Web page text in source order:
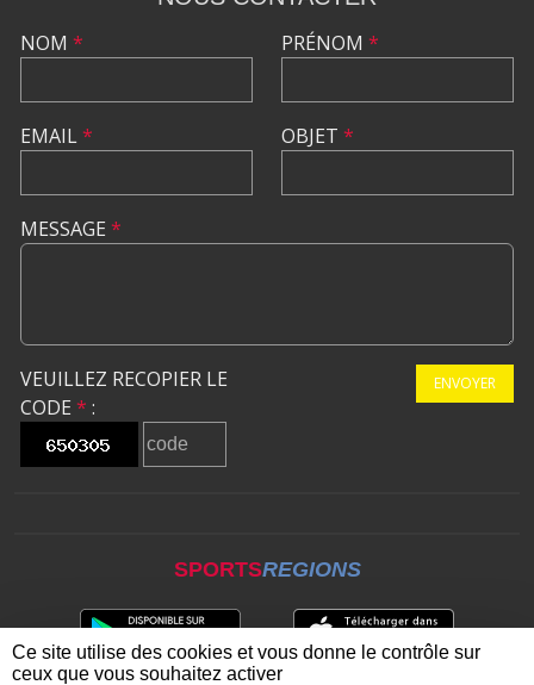
NOM *
EMAIL*
PRÉNOM *
OBJET *
MESSAGE *
VEUILLEZ RECOPIER LE
CODE * :
ENVOYER
SPORTSREGIONS
Ce site utilise des cookies et vous donne le contrôle sur
ceux que vous souhaitez activer